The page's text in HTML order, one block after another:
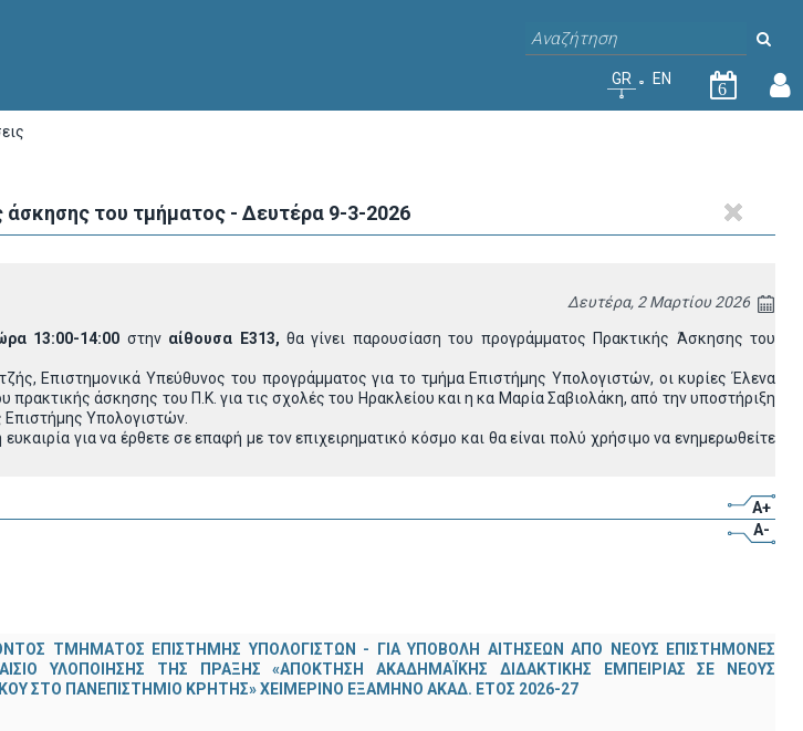
GR EN
6
του τμήματος - Δευτέρα 9-3-2026
Δευτέρα, 2 Μαρτίου 2026
13:00-14:00 στηναίθουσα Ε313, θα γίνει παρουσίαση του προγράμματος Πρακτικής Άσκησης του
Επιστημονικά Υπεύθυνος του προγράμματος για το τμήμα Επιστήμης Υπολογιστών, οι κυρίες Έλενα
άσκησης του Π.Κ. για τις σχολές του Ηρακλείου και η κα Μαρία Σαβιολάκη, από την υποστήριξη
Υπολογιστών.
για να έρθετε σε επαφή με τον επιχειρηματικό κόσμο και θα είναι πολύ χρήσιμο να ενημερωθείτε
A+
A-
ΤΜΗΜΑΤΟΣ ΕΠΙΣΤΗΜΗΣ ΥΠΟΛΟΓΙΣΤΩΝ - ΓΙΑ ΥΠΟΒΟΛΗ ΑΙΤΗΣΕΩΝ ΑΠΟ ΝΕΟΥΣ ΕΠΙΣΤΗΜΟΝΕΣ
ΥΛΟΠΟΙΗΣΗΣ ΤΗΣ ΠΡΑΞΗΣ «ΑΠΟΚΤΗΣΗ ΑΚΑΔΗΜΑΪΚΗΣ ΔΙΔΑΚΤΙΚΗΣ ΕΜΠΕΙΡΙΑΣ ΣΕ ΝΕΟΥΣ
ΣΤΟ ΠΑΝΕΠΙΣΤΗΜΙΟ ΚΡΗΤΗΣ» ΧΕΙΜΕΡΙΝΟ ΕΞΑΜΗΝΟ ΑΚΑΔ. ΕΤΟΣ 2026-27